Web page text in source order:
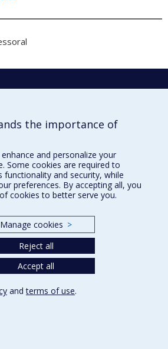
et d'architecture de
the importance of
and personalize your
Some cookies are required to
functionality and security, while
preferences. By accepting all, you
cookies to better serve you.
Manage cookies >
Reject all
Accept all
andterms of use.